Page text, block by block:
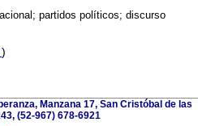
partidos políticos; discurso
)
Manzana 17, San Cristóbal de las
(52-967) 678-6921